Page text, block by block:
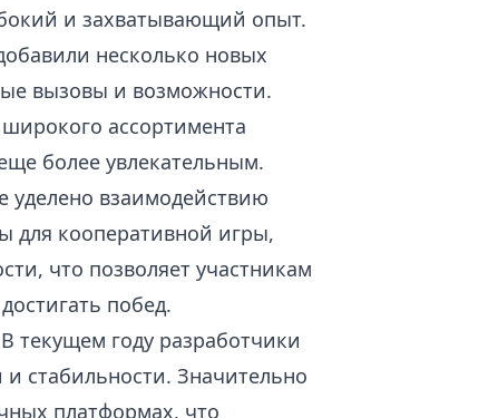
и захватывающий опыт.
несколько новых
вызовы и возможности.
ассортимента
более увлекательным.
уделено взаимодействию
для кооперативной игры,
что позволяет участникам
побед.
В текущем году разработчики
стабильности. Значительно
платформах, что